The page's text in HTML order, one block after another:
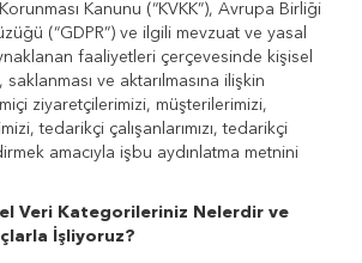
Kanunu (“KVKK”), Avrupa Birliği
(“GDPR”) ve ilgili mevzuat ve yasal
faaliyetleri çerçevesinde kişisel
ve aktarılmasına ilişkin
ziyaretçilerimizi, müşterilerimizi,
tedarikçi çalışanlarımızı, tedarikçi
amacıyla işbu aydınlatma metnini
Veri Kategorileriniz Nelerdir ve
İşliyoruz?